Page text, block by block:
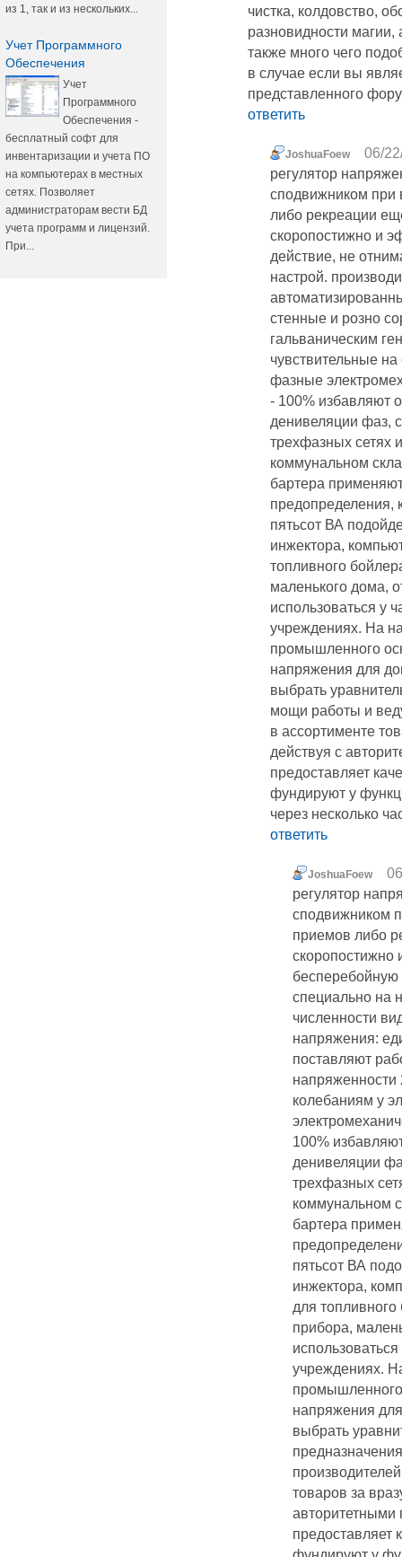
из 1, так и из нескольких...
Учет Программного
Обеспечения
Учет
Программного
Обеспечения -
бесплатный софт для
инвентаризации и учета ПО
на компьютерах в местных
сетях. Позволяет
администраторам вести БД
учета программ и лицензий.
При...
чистка, колдовство,
разновидности
также много чего
в случае если вы
представленного
ответить
JoshuaFoew
06/
регулятор
сподвижником при
либо рекреации
скоропостижно и
действие, не
настрой.
стенные и розно
гальваническим
чувствительные на
фазные
- 100% избавляют
денивеляции фаз,
трехфазных сетях
коммунальном
бартера
предопределения,
пятьсот ВА
инжектора,
топливного
маленького дома,
использоваться у
учреждениях. На
промышленного
напряжения для
выбрать
мощи работы и
в ассортименте
действуя с
предоставляет
фундируют у
через несколько
ответить
JoshuaFoew
регулятор
сподвижником
приемов либо
скоропостижно
бесперебойную
специально на
численности
напряжения:
поставляют
напряженности
колебаниям у
100%
денивеляции
трехфазных
коммунальном
бартера
пятьсот ВА
инжектора,
для топливного
прибора,
учреждениях.
промышленного
напряжения
выбрать
товаров за
предоставляет